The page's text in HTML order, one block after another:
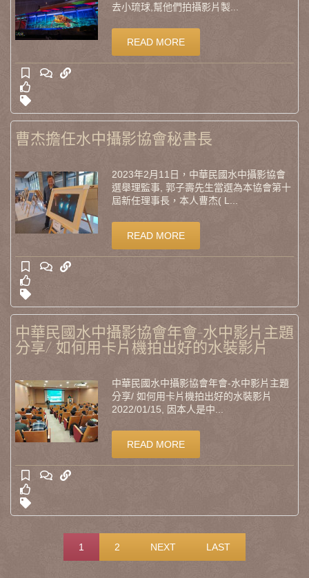
去小琉球,幫他們拍攝影片製...
READ MORE
曹杰擔任水中攝影協會秘書長
2023年2月11日，中華民國水中攝影協會
選舉理監事, 郭子壽先生當選為本協會第十
屆新任理事長，本人曹杰( L...
READ MORE
中華民國水中攝影協會年會-水中影片主題
分享/ 如何用卡片機拍出好的水裝影片
中華民國水中攝影協會年會-水中影片主題
分享/ 如何用卡片機拍出好的水裝影片
2022/01/15, 因本人是中...
READ MORE
1 2 NEXT LAST